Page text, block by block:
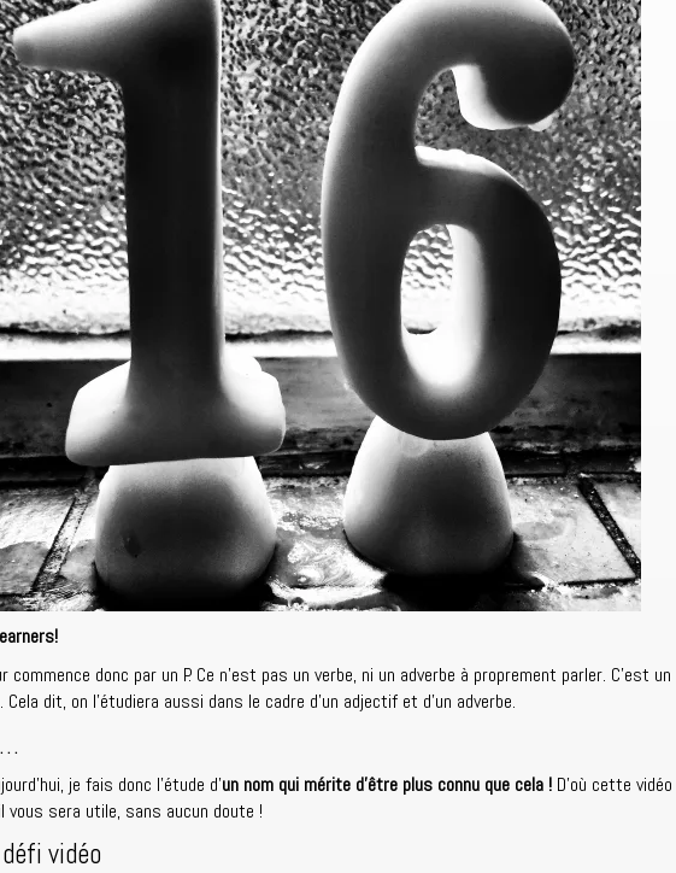
commence donc par un P. Ce n’est pas un verbe, ni un adverbe à proprement parler. C’est un
Cela dit, on l’étudiera aussi dans le cadre d’un adjectif et d’un adverbe.
je fais donc l’étude d’un nom qui mérite d’être plus connu que cela ! D’où cette vidéo
sera utile, sans aucun doute !
vidéo